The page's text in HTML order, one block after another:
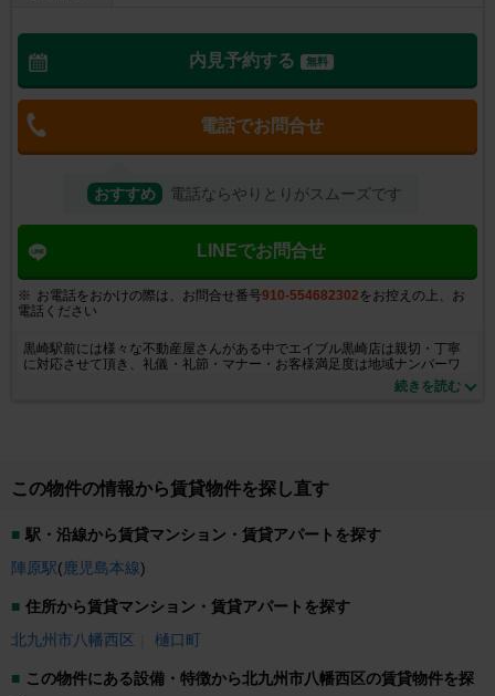
内見予約する 無料
電話でお問合せ
おすすめ 電話ならやりとりがスムーズです
LINEでお問合せ
お電話をおかけの際は、お問合せ番号910-554682302 をお控えの上、お
電話ください
黒崎駅前には様々な不動産屋さんがある中でエイブル黒崎店は親切・丁寧
に対応させて頂き、礼儀・礼節・マナー・お客様満足度は地域ナンバーワ
ンを目指しております。お気軽にご来店くださいませ。取扱い物件も豊富
に取り揃えております。小さなご質問からでも大丈夫！お気軽にお問合せ
続きを読む
この物件の情報から賃貸物件を探し直す
駅・沿線から賃貸マンション・賃貸アパートを探す
陣原駅(鹿児島本線)
住所から賃貸マンション・賃貸アパートを探す
北九州市八幡西区
樋口町
この物件にある設備・特徴から北九州市八幡西区の賃貸物件を探